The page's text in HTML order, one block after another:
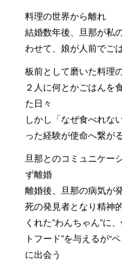
料理の世界から離れ
結婚数年後、旦那が私
わせて、娘が人前でご
板前として磨いた料理
２人に何とかごはんを
た日々
しかし「なぜ食べれな
った経験が使命へ繋が
旦那とのコミュニケー
ず離婚
離婚後、旦那の病気が
死の発見者となり精神
くれた”わんちゃん”に
トフード”を与えるが“
に出会う